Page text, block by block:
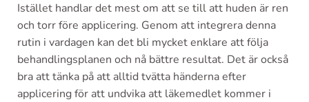
Istället handlar det mest om att se till att huden är ren
och torr före applicering. Genom att integrera denna
rutin i vardagen kan det bli mycket enklare att följa
behandlingsplanen och nå bättre resultat. Det är också
bra att tänka på att alltid tvätta händerna efter
applicering för att undvika att läkemedlet kommer i